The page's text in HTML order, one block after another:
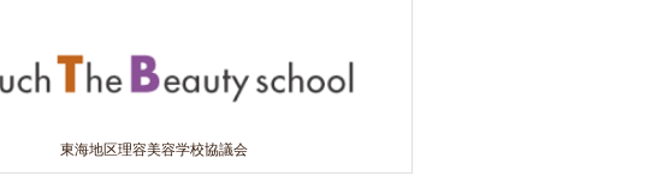
東海地区理容美容学校協議会